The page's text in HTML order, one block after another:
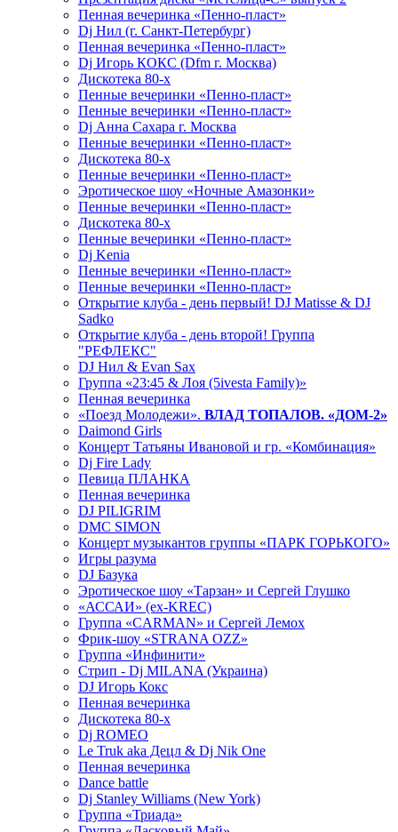
Пенная вечеринка «Пенно-пласт»
Dj Нил (г. Санкт-Петербург)
Пенная вечеринка «Пенно-пласт»
Dj Игорь КОКС (Dfm г. Москва)
Дискотека 80-х
Пенные вечеринки «Пенно-пласт»
Пенные вечеринки «Пенно-пласт»
Dj Анна Сахара г. Москва
Пенные вечеринки «Пенно-пласт»
Дискотека 80-х
Пенные вечеринки «Пенно-пласт»
Эротическое шоу «Ночные Амазонки»
Пенные вечеринки «Пенно-пласт»
Дискотека 80-х
Пенные вечеринки «Пенно-пласт»
Dj Kenia
Пенные вечеринки «Пенно-пласт»
Пенные вечеринки «Пенно-пласт»
Открытие клуба - день первый! DJ Matisse & DJ
Sadko
Открытие клуба - день второй! Группа
"РЕФЛЕКС"
DJ Нил & Evan Sax
Группа «23:45 & Лоя (5ivesta Family)»
Пенная вечеринка
«Поезд Молодежи». ВЛАД ТОПАЛОВ. «ДОМ-2»
Daimond Girls
Концерт Татьяны Ивановой и гр. «Комбинация»
Dj Fire Lady
Певица ПЛАНКА
Пенная вечеринка
DJ PILIGRIM
DMC SIMON
Концерт музыкантов группы «ПАРК ГОРЬКОГО»
Игры разума
DJ Базука
Эротическое шоу «Тарзан» и Сергей Глушко
«АССАИ» (ex-KREC)
Группа «CARMAN» и Сергей Лемох
Фрик-шоу «STRANA OZZ»
Группа «Инфинити»
Стрип - Dj MILANA (Украина)
DJ Игорь Кокс
Пенная вечеринка
Дискотека 80-х
Dj ROMEO
Le Truk aka Децл & Dj Nik One
Пенная вечеринка
Dance battle
Dj Stanley Williams (New York)
Группа «Триада»